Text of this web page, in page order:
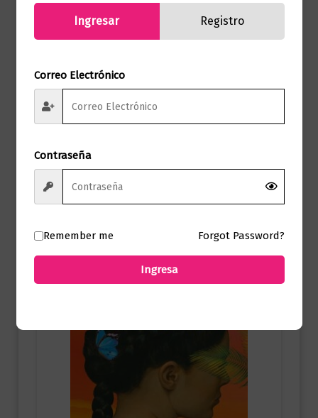
$85.000,00
Añadir al carrito
Ingresar Registro
Correo Electrónico
Contraseña
Remember me Forgot Password?
Ingresa